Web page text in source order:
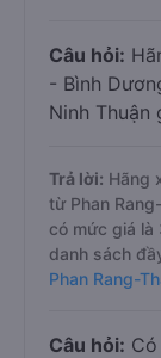
Câu hỏi:
- Bình
Ninh Thuận
Trả lời: Hãng
từ Phan
có mức giá là
danh sách
Phan Rang-
Câu hỏi: